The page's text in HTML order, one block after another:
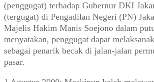
(penggugat) terhadap Gubernur DKI
(tergugat) di Pengadilan Negeri (PN)
Majelis Hakim Manis Soejono dalam
menyatakan, penggugat dapat
sebagai penarik becak di jalan-jalan
pasar.